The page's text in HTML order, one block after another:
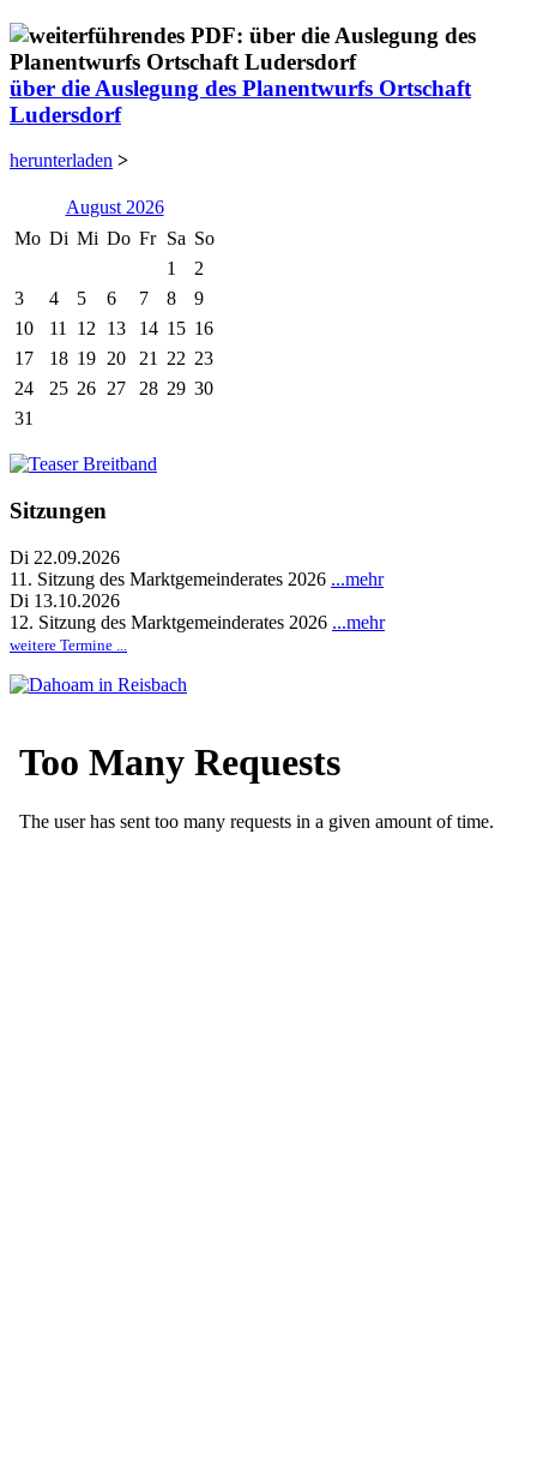
über die Auslegung des Planentwurfs Ortschaft
Ludersdorf
herunterladen >
August 2026
Mo Di Mi Do Fr Sa So
1
2
3
4 5 6 7 8
9
10
11 12 13 14 15 16
17
18 19 20 21 22 23
24
25 26 27 28 29 30
31
Sitzungen
Di 22.09.2026
11. Sitzung des Marktgemeinderates 2026 ...mehr
Di 13.10.2026
12. Sitzung des Marktgemeinderates 2026 ...mehr
weitere Termine ...